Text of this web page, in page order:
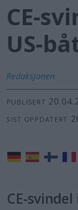
Video
CE-
US-
Redaksjonen
PUBLISERT
SIST OPPDATERT
CE-